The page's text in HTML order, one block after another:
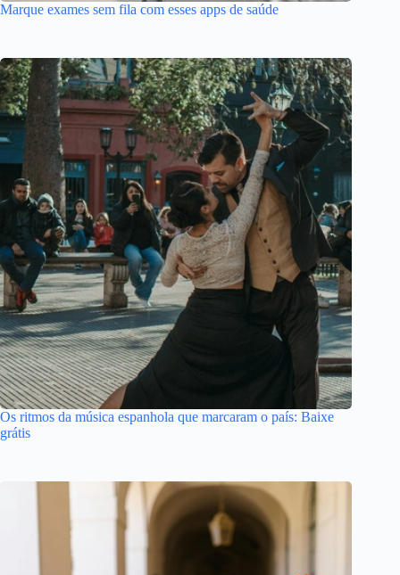
Marque exames sem fila com esses apps de saúde
Os ritmos da música espanhola que marcaram o país: Baixe
grátis